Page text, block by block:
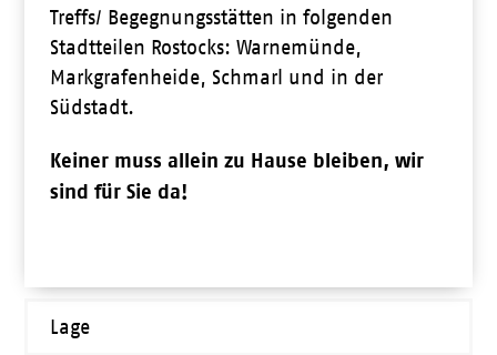
Treffs/ Begegnungsstätten in folgenden
Stadtteilen Rostocks: Warnemünde,
Markgrafenheide, Schmarl und in der
Südstadt.
Keiner muss allein zu Hause bleiben, wir
sind für Sie da!
Lage